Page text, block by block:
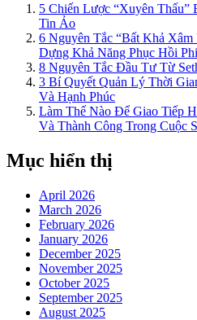
5 Chiến Lược “Xuyên
Tin Ảo
6 Nguyên Tắc “Bất Khả
Dựng Khả Năng Phục Hồi
8 Nguyên Tắc Đầu Tư Từ
3 Bí Quyết Quản Lý Thời
Và Hạnh Phúc
Làm Thế Nào Để Giao Tiếp
Và Thành Công Trong Cuộc
Mục hiển thị
April 2026
March 2026
February 2026
January 2026
December 2025
November 2025
October 2025
September 2025
August 2025